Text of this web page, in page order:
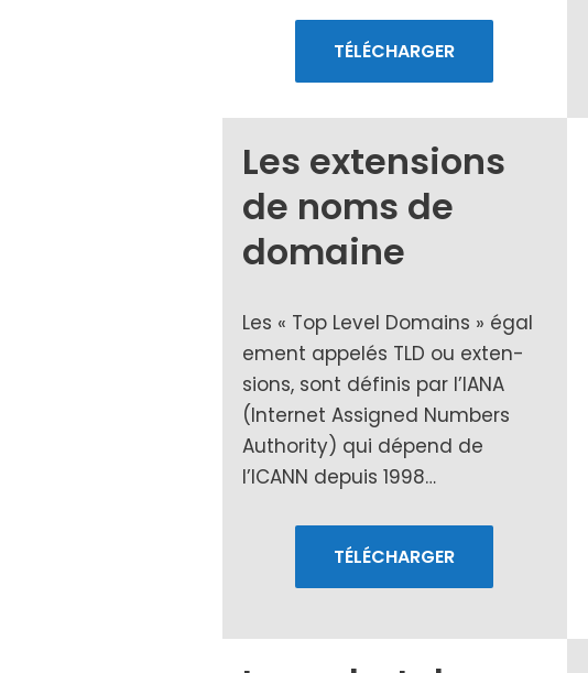
TÉLÉCHARGER
Les extensions
de noms de
domaine
Les « Top Level Domains » éga­l
e­ment appe­lés TLD ou exten­
sions, sont défi­nis par l’IANA
(Internet Assigned Numbers
Authority) qui dépend de
l’ICANN depuis 1998…
TÉLÉCHARGER